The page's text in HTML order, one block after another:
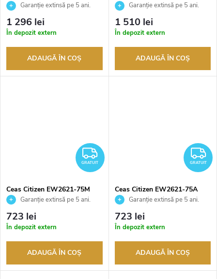
Garanție extinsă pe 5 ani.
Până la 100 de zile pentru
returnarea bunurilor. Vânzător
autorizat
1 296 lei
În depozit extern
ADAUGĂ ÎN COŞ
Garanție extinsă pe 5 ani.
Până la 100 de zile pentru
returnarea bunurilor. Vânzător
autorizat
1 510 lei
În depozit extern
ADAUGĂ ÎN COŞ
GRATUIT
GRATUIT
Ceas Citizen EW2621-75M
Garanție extinsă pe 5 ani.
Până la 100 de zile pentru
returnarea bunurilor. Vânzător
autorizat
723 lei
În depozit extern
ADAUGĂ ÎN COŞ
GRATUIT
Ceas Citizen EW2621-75A
Garanție extinsă pe 5 ani.
Până la 100 de zile pentru
returnarea bunurilor. Vânzător
autorizat
723 lei
În depozit extern
ADAUGĂ ÎN COŞ